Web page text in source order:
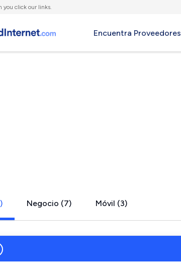
you click our links.
Encuentra Proveedores
Negocio (7) Móvil (3)